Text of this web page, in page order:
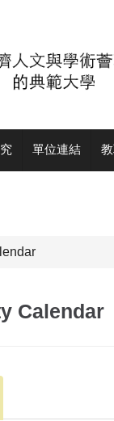
單位連結
Calendar